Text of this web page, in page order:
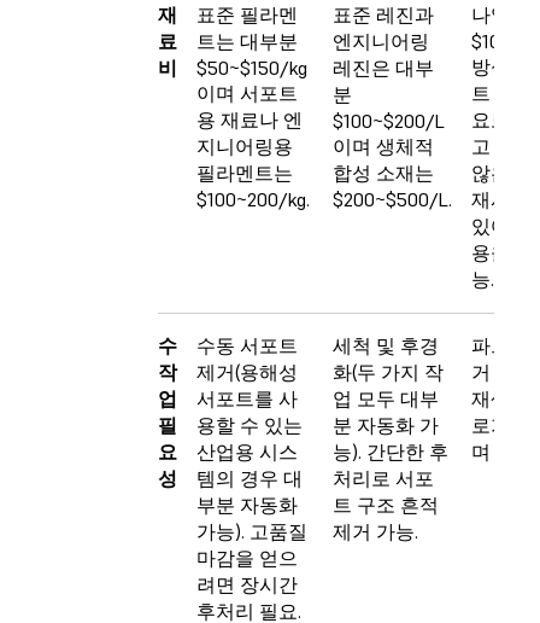
재
료
비
표준 필라멘
트는 대부분
$50~$150/kg
이며 서포트
용 재료나 엔
지니어링용
필라멘트는
$100~200/kg.
표준 레진과
엔지니어링
레진은 대부
분
$100~$200/L
이며 생체적
합성 소재는
$200~$500/L.
나일론
$100/
방식은
트 구
요로 하
고 융합
않은 분
재사용
있어 재
용을 절
능.
수
작
업
필
요
성
수동 서포트
제거(용해성
서포트를 사
용할 수 있는
산업용 시스
템의 경우 대
부분 자동화
가능). 고품질
마감을 얻으
려면 장시간
후처리 필요.
세척 및 후경
화(두 가지 작
업 모두 대부
분 자동화 가
능). 간단한 후
처리로 서포
트 구조 흔적
제거 가능.
파트 분
거 및
재생 워
로가 간
며 반자